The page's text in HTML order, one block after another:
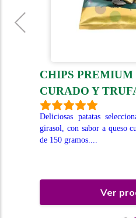
CHIPS PREMIUM
CURADO Y
Deliciosas patatas
girasol, con sabor a queso
de 150 gramos....
Ver